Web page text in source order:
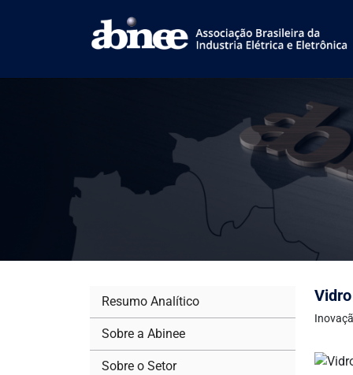
Resumo Analítico
Sobre a Abinee
Sobre o Setor